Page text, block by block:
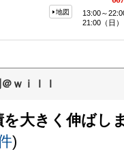
地図
13:00～
21:00（日）
ｗｉｌｌ
を大きく伸ばし
)